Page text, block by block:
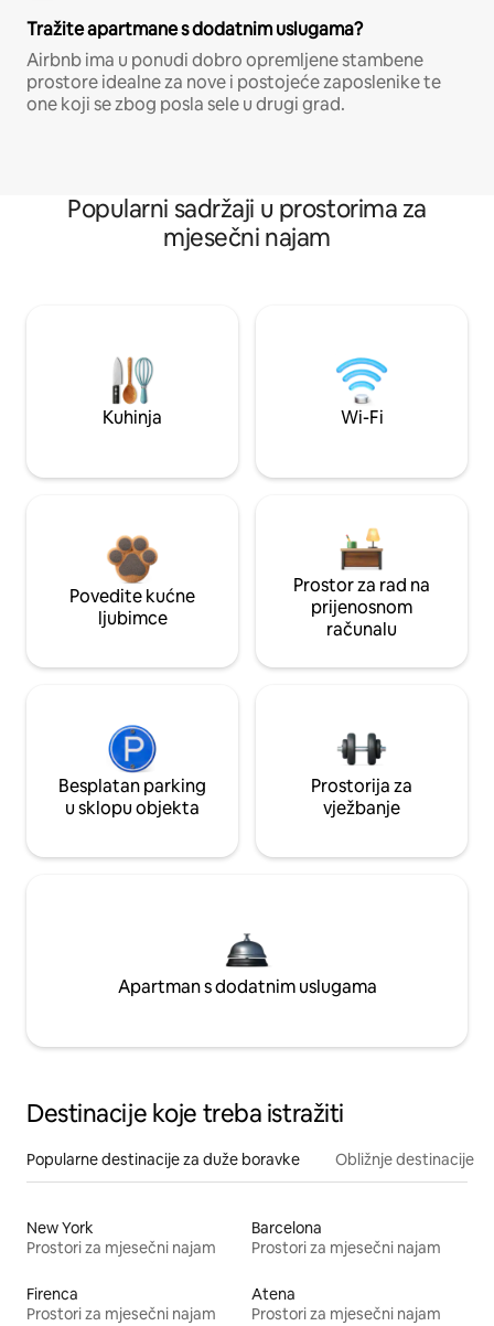
Tražite apartmane s dodatnim uslugama?
Airbnb ima u ponudi dobro opremljene stambene
prostore idealne za nove i postojeće zaposlenike te
one koji se zbog posla sele u drugi grad.
Popularni sadržaji u prostorima za
mjesečni najam
Kuhinja Wi-Fi
Povedite kućne
ljubimce
Prostor za rad na
prijenosnom
računalu
Besplatan parking
u sklopu objekta
Prostorija za
vježbanje
Apartman s dodatnim uslugama
Destinacije koje treba istražiti
Popularne destinacije za duže boravke Obližnje destinacije
New York
Prostori za mjesečni najam
Barcelona
Prostori za mjesečni najam
Firenca
Prostori za mjesečni najam
Atena
Prostori za mjesečni najam